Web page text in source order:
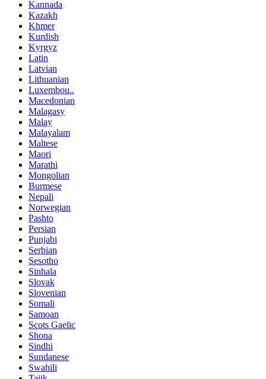
Kannada
Kazakh
Khmer
Kurdish
Kyrgyz
Latin
Latvian
Lithuanian
Luxembou..
Macedonian
Malagasy
Malay
Malayalam
Maltese
Maori
Marathi
Mongolian
Burmese
Nepali
Norwegian
Pashto
Persian
Punjabi
Serbian
Sesotho
Sinhala
Slovak
Slovenian
Somali
Samoan
Scots Gaelic
Shona
Sindhi
Sundanese
Swahili